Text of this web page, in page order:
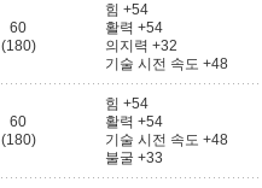
60
(180)
힘 +54
활력 +54
의지력 +32
기술 시전 속도 +48
60
(180)
힘 +54
활력 +54
기술 시전 속도 +48
불굴 +33